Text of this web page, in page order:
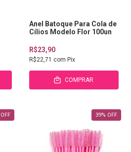
Anel Batoque Para Cola de
Cílios Modelo Flor 100un
R$23,90
R$22,71 com Pix
COMPRAR
OFF 39% OFF